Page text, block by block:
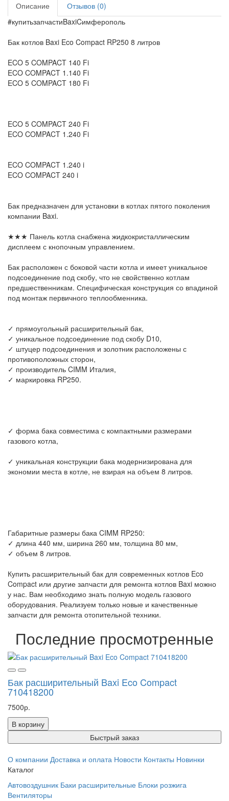
Описание
Отзывов (0)
#купитьзапчастиBaxiCимферополь
Бак котлов Baxi Eco Compact RP250 8 литров
ECO 5 COMPACT 140 Fi
ECO COMPACT 1.140 Fi
ECO 5 COMPACT 180 Fi
ECO 5 COMPACT 240 Fi
ECO COMPACT 1.240 Fi
ECO COMPACT 1.240 i
ECO COMPACT 240 i
Бак предназначен для установки в котлах пятого поколения
компании Baxi.
★★★ Панель котла снабжена жидкокристаллическим
дисплеем с кнопочным управлением.
Бак расположен с боковой части котла и имеет уникальное
подсоединение под скобу, что не свойственно котлам
предшественникам. Специфическая конструкция со впадиной
под монтаж первичного теплообменника.
✓ прямоугольный расширительный бак,
✓ уникальное подсоединение под скобу D10,
✓ штуцер подсоединения и золотник расположены с
противоположных сторон,
✓ производитель CIMM Италия,
✓ маркировка RP250.
✓ форма бака совместима с компактными размерами
газового котла,
✓ уникальная конструкции бака модернизирована для
экономии места в котле, не взирая на объем 8 литров.
Габаритные размеры бака CIMM RP250:
✓ длина 440 мм, ширина 260 мм, толщина 80 мм,
✓ объем 8 литров.
Купить расширительный бак для современных котлов Eco
Compact или другие запчасти для ремонта котлов Baxi можно
у нас. Вам необходимо знать полную модель газового
оборудования. Реализуем только новые и качественные
запчасти для ремонта отопительной техники.
Последние просмотренные
Бак расширительный Baxi Eco Compact
710418200
7500р.
В корзину
Быстрый заказ
О компании Доставка и оплата Новости Контакты Новинки
Каталог
Автовоздушник Баки расширительные Блоки розжига
Вентиляторы